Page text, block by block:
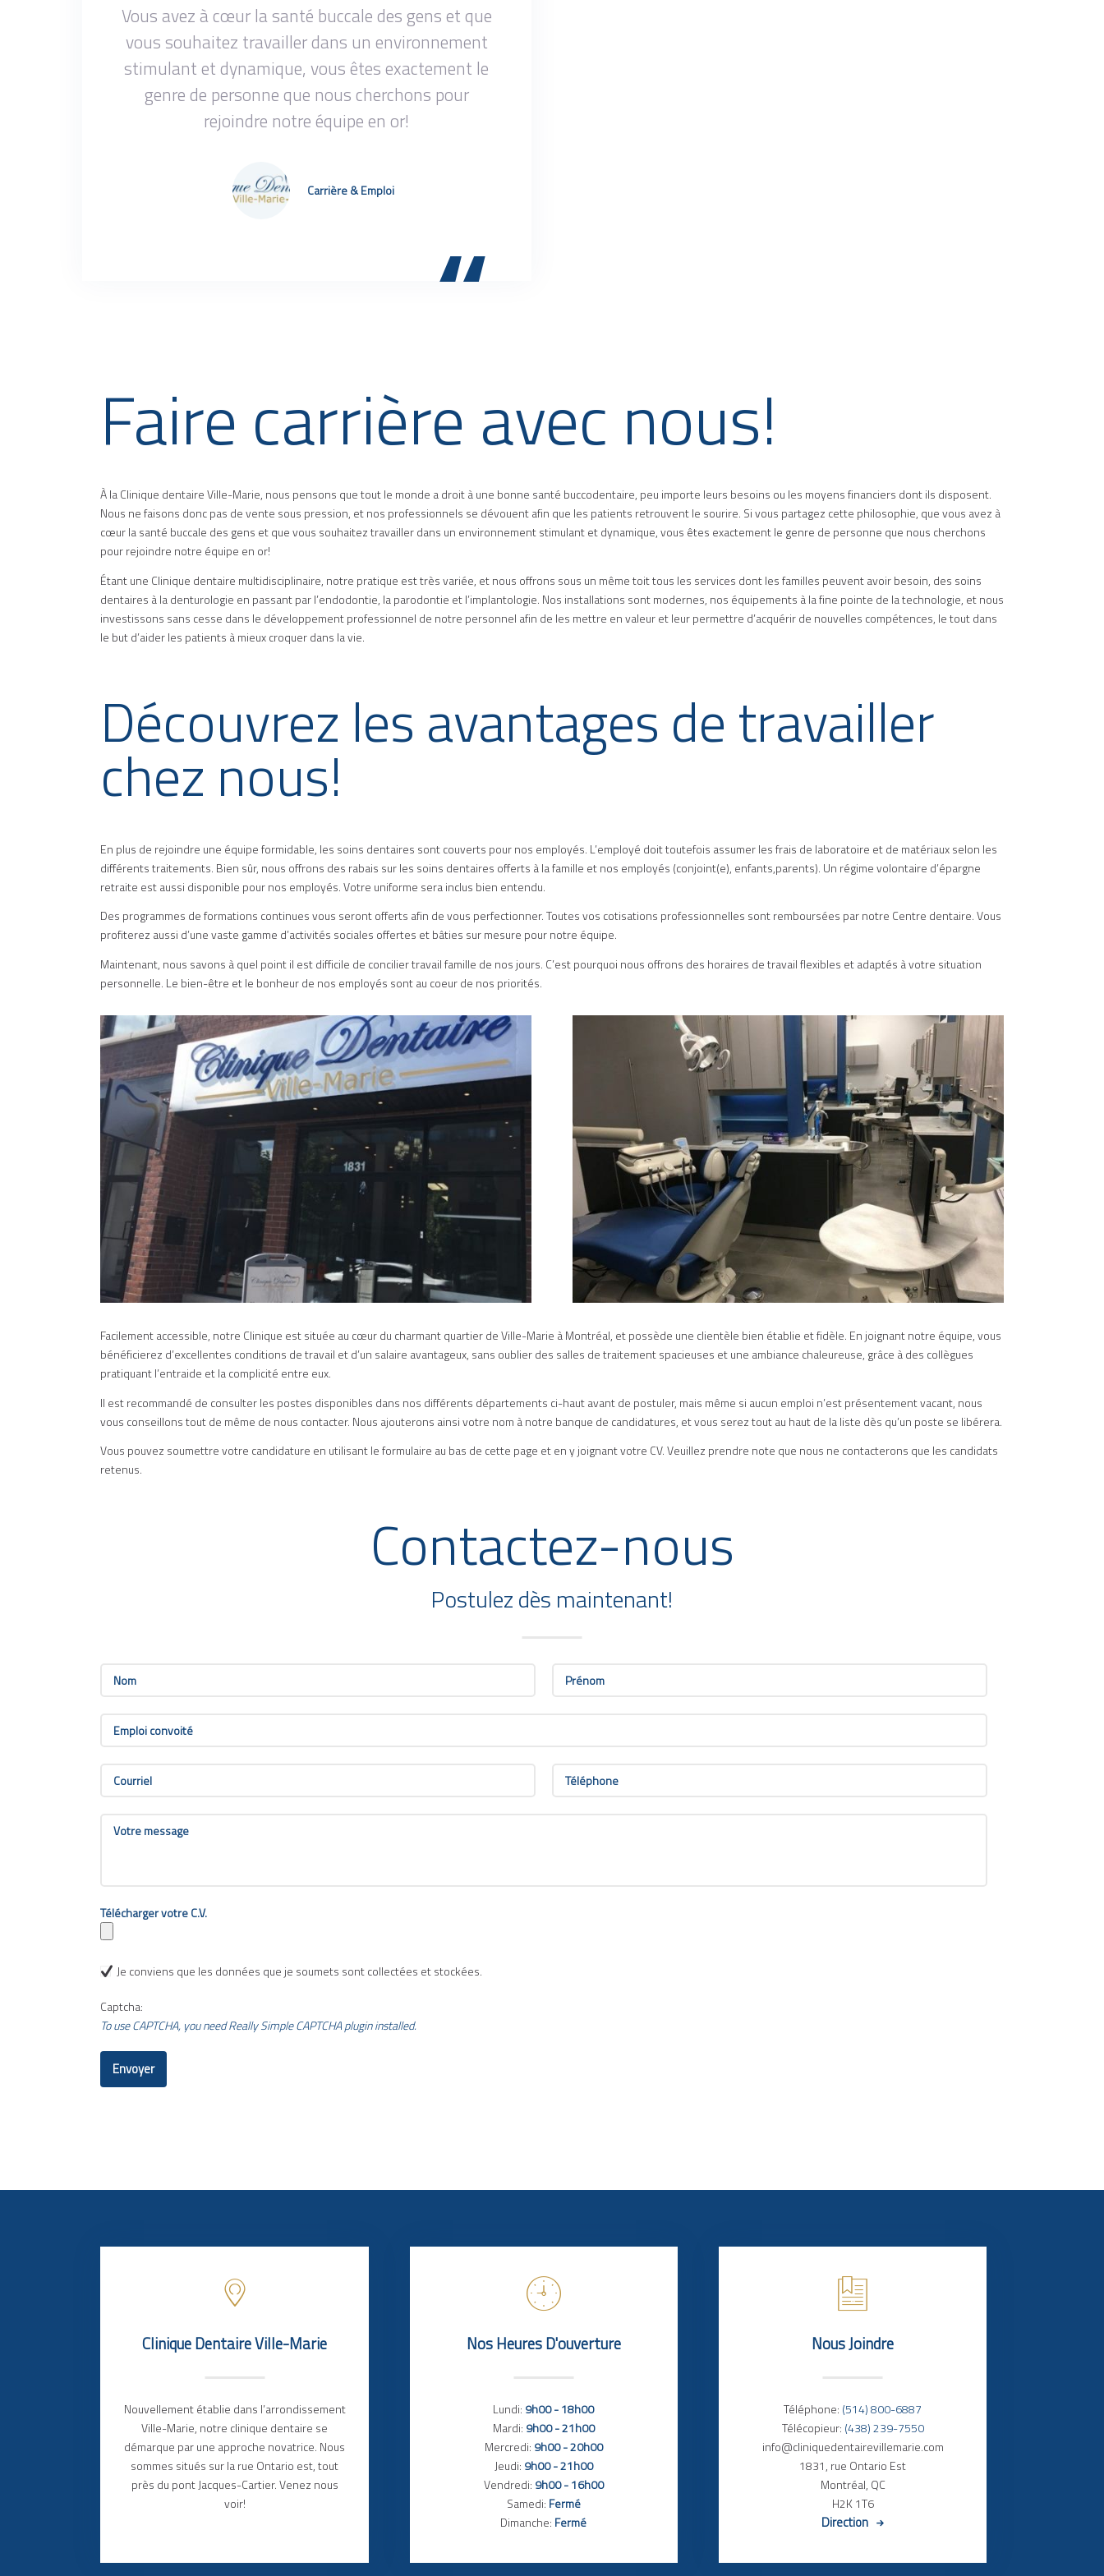
Vous avez à cœur la santé buccale des gens et que
vous souhaitez travailler dans un environnement
stimulant et dynamique, vous êtes exactement le
genre de personne que nous cherchons pour
rejoindre notre équipe en or!
Carrière & Emploi
Faire carrière avec nous!
À la Clinique dentaire Ville-Marie, nous pensons que tout le monde a droit à une bonne santé buccodentaire, peu importe leurs besoins ou les moyens financiers dont ils disposent.
Nous ne faisons donc pas de vente sous pression, et nos professionnels se dévouent afin que les patients retrouvent le sourire. Si vous partagez cette philosophie, que vous avez à
cœur la santé buccale des gens et que vous souhaitez travailler dans un environnement stimulant et dynamique, vous êtes exactement le genre de personne que nous cherchons
pour rejoindre notre équipe en or!
Étant une Clinique dentaire multidisciplinaire, notre pratique est très variée, et nous offrons sous un même toit tous les services dont les familles peuvent avoir besoin, des soins
dentaires à la denturologie en passant par l’endodontie, la parodontie et l’implantologie. Nos installations sont modernes, nos équipements à la fine pointe de la technologie, et nous
investissons sans cesse dans le développement professionnel de notre personnel afin de les mettre en valeur et leur permettre d’acquérir de nouvelles compétences, le tout dans
le but d’aider les patients à mieux croquer dans la vie.
Découvrez les avantages de travailler
chez nous!
En plus de rejoindre une équipe formidable, les soins dentaires sont couverts pour nos employés. L’employé doit toutefois assumer les frais de laboratoire et de matériaux selon les
différents traitements. Bien sûr, nous offrons des rabais sur les soins dentaires offerts à la famille et nos employés (conjoint(e), enfants,parents). Un régime volontaire d’épargne
retraite est aussi disponible pour nos employés. Votre uniforme sera inclus bien entendu.
Des programmes de formations continues vous seront offerts afin de vous perfectionner. Toutes vos cotisations professionnelles sont remboursées par notre Centre dentaire. Vous
profiterez aussi d’une vaste gamme d’activités sociales offertes et bâties sur mesure pour notre équipe.
Maintenant, nous savons à quel point il est difficile de concilier travail famille de nos jours. C’est pourquoi nous offrons des horaires de travail flexibles et adaptés à votre situation
personnelle. Le bien-être et le bonheur de nos employés sont au coeur de nos priorités.
Facilement accessible, notre Clinique est située au cœur du charmant quartier de Ville-Marie à Montréal, et possède une clientèle bien établie et fidèle. En joignant notre équipe, vous
bénéficierez d’excellentes conditions de travail et d’un salaire avantageux, sans oublier des salles de traitement spacieuses et une ambiance chaleureuse, grâce à des collègues
pratiquant l’entraide et la complicité entre eux.
Il est recommandé de consulter les postes disponibles dans nos différents départements ci-haut avant de postuler, mais même si aucun emploi n’est présentement vacant, nous
vous conseillons tout de même de nous contacter. Nous ajouterons ainsi votre nom à notre banque de candidatures, et vous serez tout au haut de la liste dès qu’un poste se libérera.
Vous pouvez soumettre votre candidature en utilisant le formulaire au bas de cette page et en y joignant votre CV. Veuillez prendre note que nous ne contacterons que les candidats
retenus.
Contactez-nous
Postulez dès maintenant!
Télécharger votre C.V.
Je conviens que les données que je soumets sont collectées et stockées.
Captcha:
To use CAPTCHA, you needReally Simple CAPTCHAplugin installed.
Clinique Dentaire Ville-Marie
Nouvellement établie dans l’arrondissement
Ville-Marie, notre clinique dentaire se
démarque par une approche novatrice. Nous
sommes situés sur la rue Ontario est, tout
près du pont Jacques-Cartier. Venez nous
voir!
Nos Heures D'ouverture
Lundi: 9h00 - 18h00
Mardi: 9h00 - 21h00
Mercredi: 9h00 - 20h00
Jeudi: 9h00 - 21h00
Vendredi: 9h00 - 16h00
Samedi: Fermé
Dimanche: Fermé
Nous Joindre
Téléphone: (514) 800-6887
Télécopieur: (438) 239-7550
info@cliniquedentairevillemarie.com
1831, rue Ontario Est
Montréal, QC
H2K 1T6
Direction